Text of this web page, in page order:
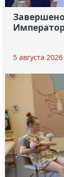
5 августа 2026